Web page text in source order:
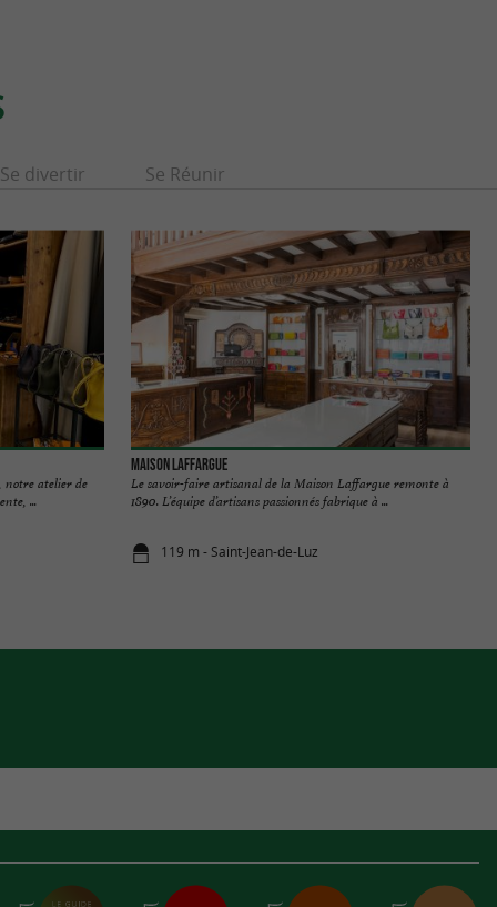
Se divertir Se Réunir
notre atelier de
...
Maison Laffargue
Le savoir-faire artisanal de la Maison Laffargue remonte à
1890. L’équipe d’artisans passionnés fabrique à ...
119 m - Saint-Jean-de-Luz